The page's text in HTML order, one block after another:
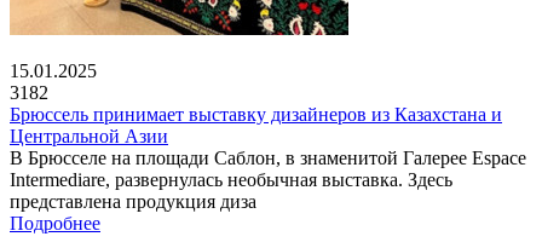
15.01.2025
3182
Брюссель принимает выставку дизайнеров из Казахстана и
Центральной Азии
В Брюсселе на площади Саблон, в знаменитой Галерее Espace
Intermediare, развернулась необычная выставка. Здесь
представлена продукция диза
Подробнее